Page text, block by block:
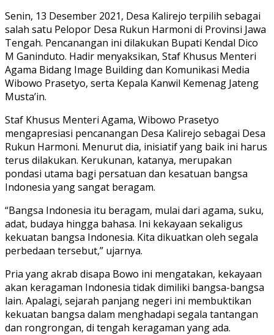
Senin, 13 Desember 2021, Desa Kalirejo terpilih sebagai
salah satu Pelopor Desa Rukun Harmoni di Provinsi Jawa
Tengah. Pencanangan ini dilakukan Bupati Kendal Dico
M Ganinduto. Hadir menyaksikan, Staf Khusus Menteri
Agama Bidang Image Building dan Komunikasi Media
Wibowo Prasetyo, serta Kepala Kanwil Kemenag Jateng
Musta’in.
Staf Khusus Menteri Agama, Wibowo Prasetyo
mengapresiasi pencanangan Desa Kalirejo sebagai Desa
Rukun Harmoni. Menurut dia, inisiatif yang baik ini harus
terus dilakukan. Kerukunan, katanya, merupakan
pondasi utama bagi persatuan dan kesatuan bangsa
Indonesia yang sangat beragam.
“Bangsa Indonesia itu beragam, mulai dari agama, suku,
adat, budaya hingga bahasa. Ini kekayaan sekaligus
kekuatan bangsa Indonesia. Kita dikuatkan oleh segala
perbedaan tersebut,” ujarnya.
Pria yang akrab disapa Bowo ini mengatakan, kekayaan
akan keragaman Indonesia tidak dimiliki bangsa-bangsa
lain. Apalagi, sejarah panjang negeri ini membuktikan
kekuatan bangsa dalam menghadapi segala tantangan
dan rongrongan, di tengah keragaman yang ada.